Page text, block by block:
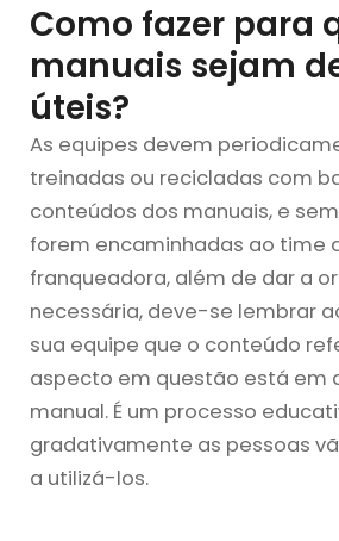
Como fazer para
manuais sejam
úteis?
As equipes devem
treinadas ou recicladas com
conteúdos dos manuais, e
forem encaminhadas ao time
franqueadora, além de dar a
necessária, deve-se lembrar
sua equipe que o conteúdo
aspecto em questão está em
manual. É um processo
gradativamente as pessoas
a utilizá-los.